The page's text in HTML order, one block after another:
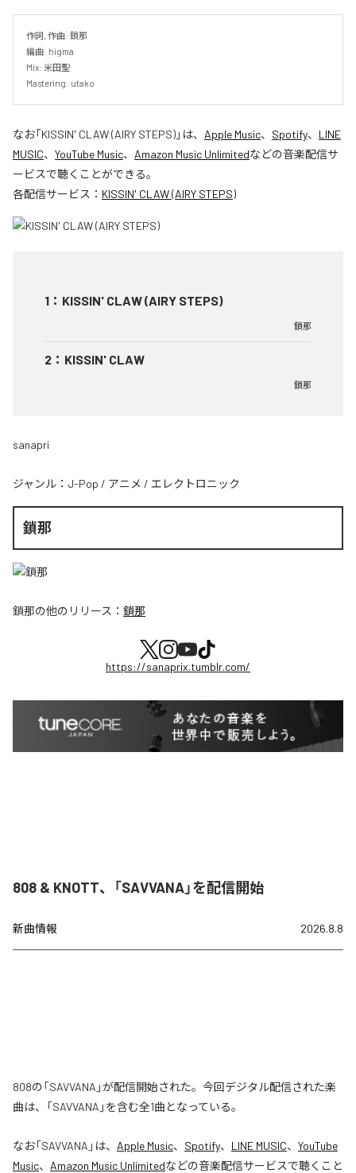
作詞, 作曲: 鎖那
編曲: higma
Mix: 米田聖
Mastering: utako
なお「KISSIN' CLAW (AIRY STEPS)」は、 Apple Music、 Spotify、 LINE
MUSIC、 YouTube Music、 Amazon Music Unlimitedなどの音楽配信サ
ービスで聴くことができる。
各配信サービス： KISSIN' CLAW (AIRY STEPS)
1 ： KISSIN' CLAW (AIRY STEPS)
鎖那
2 ： KISSIN' CLAW
鎖那
sanapri
ジャンル： J-Pop / アニメ / エレクトロニック
鎖那
鎖那の他のリリース： 鎖那
https://sanaprix.tumblr.com/
808 & KNOTT、「SAVVANA」を配信開始
新曲情報 2026.8.8
808の「SAVVANA」が配信開始された。今回デジタル配信された楽
曲は、「SAVVANA」を含む全1曲となっている。
なお「SAVVANA 」は、 Apple Music、 Spotify、 LINE MUSIC、 YouTube
Music、 Amazon Music Unlimitedなどの音楽配信サービスで聴くこと